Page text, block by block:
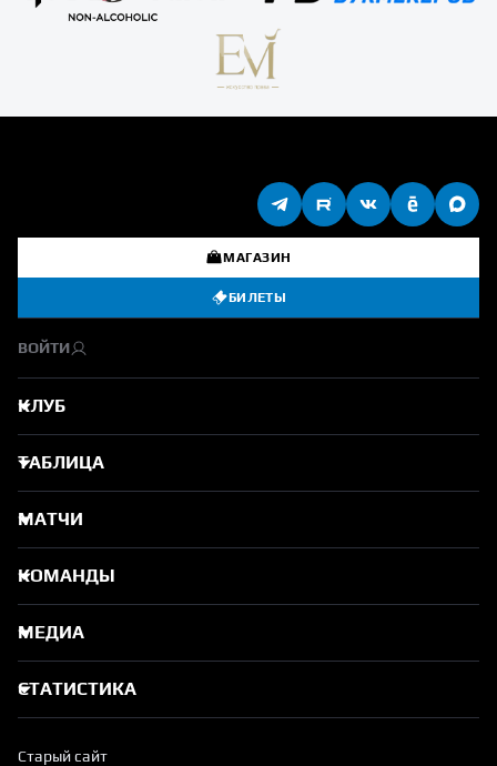
МАГАЗИН
БИЛЕТЫ
ВОЙТИ
КЛУБ
ТАБЛИЦА
МАТЧИ
КОМАНДЫ
МЕДИА
СТАТИСТИКА
Старый сайт